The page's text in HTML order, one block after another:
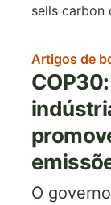
Artigos de
O